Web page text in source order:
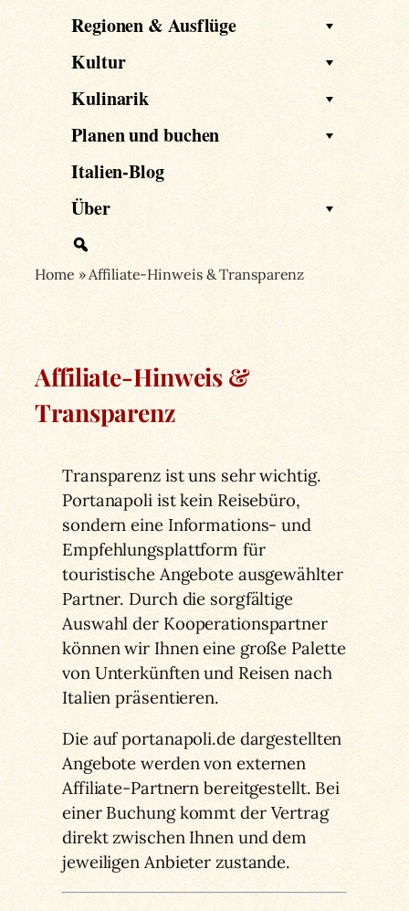
Regionen & Ausflüge
Kultur
Kulinarik
Planen und buchen
Italien-Blog
Über
Home »Affiliate-Hinweis & Transparenz
Affiliate-Hinweis &
Transparenz
Transparenz ist uns sehr wichtig.
Portanapoli ist kein Reisebüro,
sondern eine Informations- und
Empfehlungsplattform für
touristische Angebote ausgewählter
Partner. Durch die sorgfältige
Auswahl der Kooperationspartner
können wir Ihnen eine große Palette
von Unterkünften und Reisen nach
Italien präsentieren.
Die auf portanapoli.de dargestellten
Angebote werden von externen
Affiliate-Partnern bereitgestellt. Bei
einer Buchung kommt der Vertrag
direkt zwischen Ihnen und dem
jeweiligen Anbieter zustande.